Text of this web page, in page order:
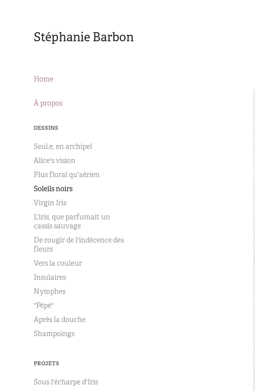
Stéphanie Barbon
Home
À propos
DESSINS
Seul.e, en archipel
Alice's vision
Plus floral qu'aérien
Soleils noirs
Virgin Iris
L'iris, que parfumait un
cassis sauvage
De rougir de l'indécence des
fleurs
Vers la couleur
Insulaires
Nymphes
"Pépé"
Après la douche
Shampoings
PROJETS
Sous l'écharpe d'Iris